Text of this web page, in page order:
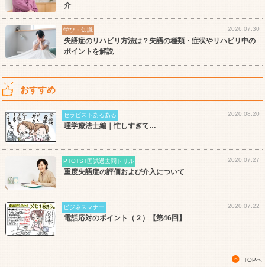
介
学び・知識 2026.07.30
失語症のリハビリ方法は？失語の種類・症状やリハビリ中の
ポイントを解説
おすすめ
セラピストあるある 2020.08.20
理学療法士編｜忙しすぎて…
PTOTST国試過去問ドリル 2020.07.27
重度失語症の評価および介入について
ビジネスマナー 2020.07.22
電話応対のポイント（２）【第46回】
TOPへ